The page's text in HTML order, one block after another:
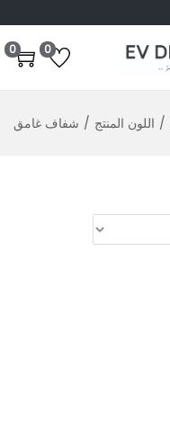
0
0
/ اللون المنتج / شفاف غامق